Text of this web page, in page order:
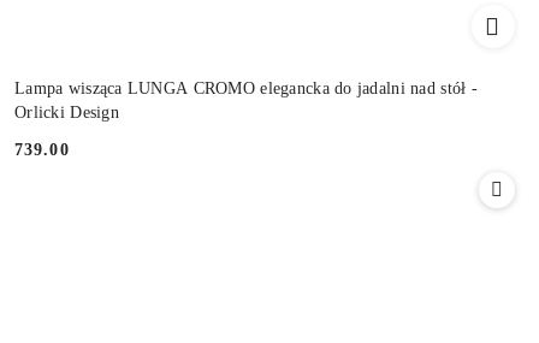
Lampa wisząca LUNGA CROMO elegancka do jadalni nad stół -
Orlicki Design
Cena:
739.00